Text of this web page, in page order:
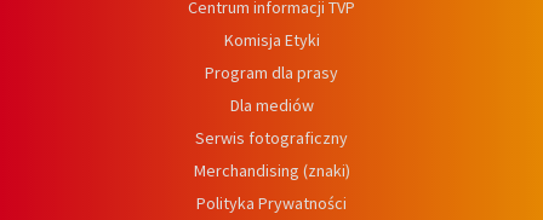
Centrum informacji TVP
Komisja Etyki
Program dla prasy
Dla mediów
Serwis fotograficzny
Merchandising (znaki)
Polityka Prywatności